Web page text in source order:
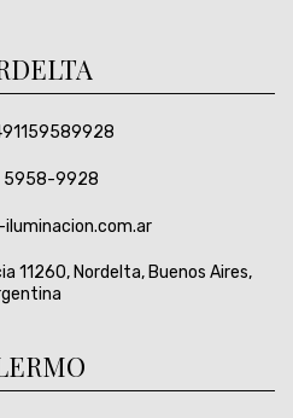
5958-9928
11260, Nordelta, Buenos Aires,